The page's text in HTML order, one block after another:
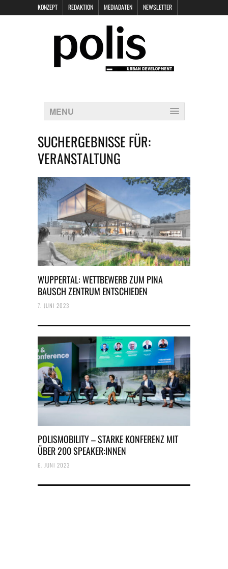
KONZEPT REDAKTION MEDIADATEN NEWSLETTER
DATENSCHUTZ
MENU
SUCHERGEBNISSE FÜR:
VERANSTALTUNG
WUPPERTAL: WETTBEWERB ZUM PINA
BAUSCH ZENTRUM ENTSCHIEDEN
7. JUNI 2023
POLISMOBILITY – STARKE KONFERENZ MIT
ÜBER 200 SPEAKER:INNEN
6. JUNI 2023